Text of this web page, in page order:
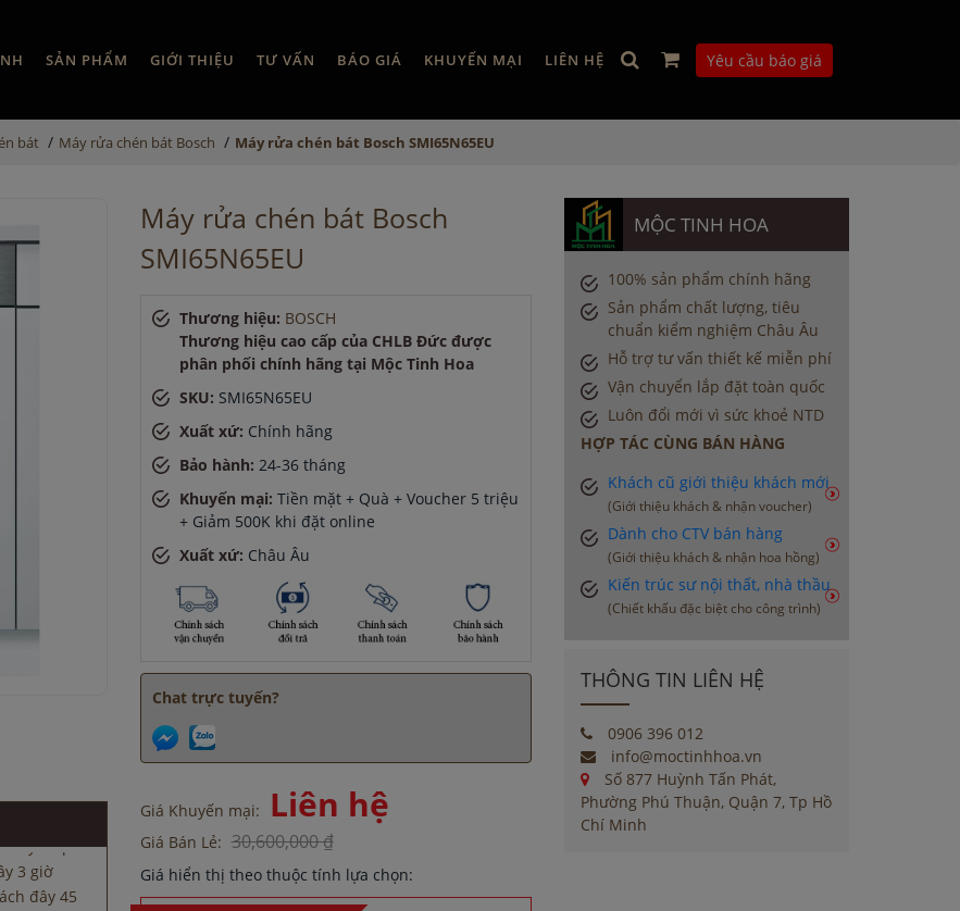
SẢN PHẨM GIỚI THIỆU TƯ VẤN BÁO GIÁ KHUYẾN MẠI LIÊN HỆ Yêu cầu báo giá
bát / Máy rửa chén bát Bosch / Máy rửa chén bát Bosch SMI65N65EU
3 giờ
đây 45 phút
3 giờ
đây 45
Máy rửa chén bát Bosch
SMI65N65EU
Thương hiệu: BOSCH
Thương hiệu cao cấp của CHLB Đức được
phân phối chính hãng tại Mộc Tinh Hoa
SKU: SMI65N65EU
Xuất xứ: Chính hãng
Bảo hành: 24-36 tháng
Khuyến mại: Tiền mặt + Quà + Voucher 5 triệu
+ Giảm 500K khi đặt online
Xuất xứ: Châu Âu
Chat trực tuyến?
Giá Khuyến mại: Liên hệ
Giá Bán Lẻ: 30,600,000 ₫
Giá hiển thị theo thuộc tính lựa chọn:
MỘC TINH HOA
100% sản phẩm chính hãng
Sản phẩm chất lượng, tiêu
chuẩn kiểm nghiệm Châu Âu
Hỗ trợ tư vấn thiết kế miễn phí
Vận chuyển lắp đặt toàn quốc
Luôn đổi mới vì sức khoẻ NTD
HỢP TÁC CÙNG BÁN HÀNG
Khách cũ giới thiệu khách mới
(Giới thiệu khách & nhận voucher)
Dành cho CTV bán hàng
(Giới thiệu khách & nhận hoa hồng)
Kiến trúc sư nội thất, nhà thầu
(Chiết khấu đặc biệt cho công trình)
THÔNG TIN LIÊN HỆ
0906 396 012
info@moctinhhoa.vn
Số 877 Huỳnh Tấn Phát,
Phường Phú Thuận, Quận 7, Tp Hồ
Chí Minh